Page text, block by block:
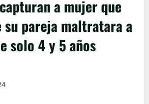
capturan a mujer que
su pareja maltratara a
solo 4 y 5 años